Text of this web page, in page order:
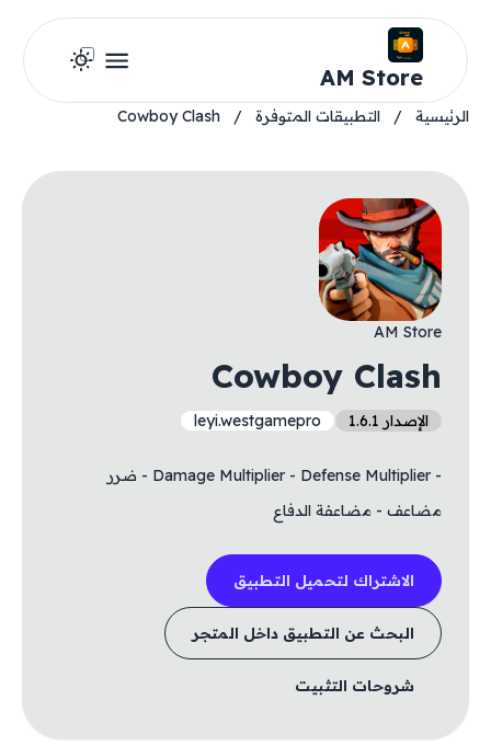
AM Store
الرئيسية / التطبيقات المتوفرة /
Cowboy Clash
AM Store
Cowboy Clash
الإصدار 1.6.1 leyi.westgamepro
- Damage Multiplier - Defense Multiplier - ضرر
مضاعف - مضاعفة الدفاع
الاشتراك لتحميل التطبيق
البحث عن التطبيق داخل المتجر
شروحات التثبيت